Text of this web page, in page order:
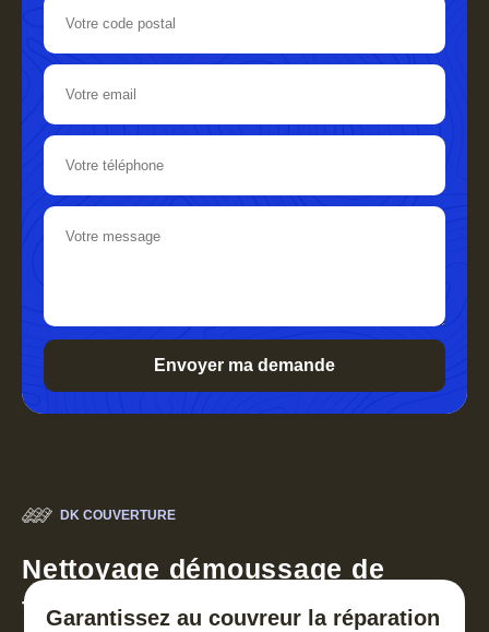
DK COUVERTURE
Nettoyage démoussage de
toiture 30
Garantissez au couvreur la réparation